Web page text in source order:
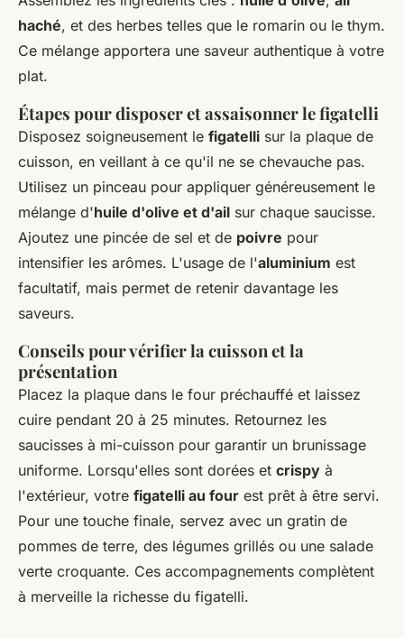
haché, et des herbes telles que le romarin ou le thym.
Ce mélange apportera une saveur authentique à votre
plat.
Étapes pour disposer et assaisonner le figatelli
Disposez soigneusement le figatelli sur la plaque de
cuisson, en veillant à ce qu'il ne se chevauche pas.
Utilisez un pinceau pour appliquer généreusement le
mélange d'huile d'olive et d'ail sur chaque saucisse.
Ajoutez une pincée de sel et de poivre pour
intensifier les arômes. L'usage de l'aluminium est
facultatif, mais permet de retenir davantage les
saveurs.
Conseils pour vérifier la cuisson et la
présentation
Placez la plaque dans le four préchauffé et laissez
cuire pendant 20 à 25 minutes. Retournez les
saucisses à mi-cuisson pour garantir un brunissage
uniforme. Lorsqu'elles sont dorées et crispy à
l'extérieur, votre figatelli au four est prêt à être servi.
Pour une touche finale, servez avec un gratin de
pommes de terre, des légumes grillés ou une salade
verte croquante. Ces accompagnements complètent
à merveille la richesse du figatelli.